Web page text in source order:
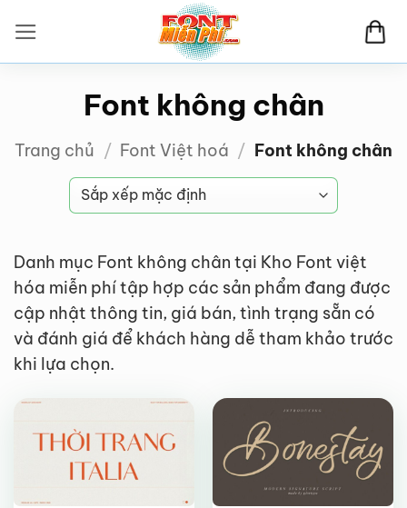
qua
nội
Font không chân
Trang chủ / Font Việt hoá / Font không chân
Danh mục Font không chân tại Kho Font việt
hóa miễn phí tập hợp các sản phẩm đang được
cập nhật thông tin, giá bán, tình trạng sẵn có
và đánh giá để khách hàng dễ tham khảo trước
khi lựa chọn.
FREE